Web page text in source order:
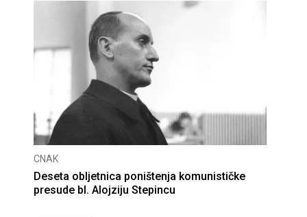
CNAK
Deseta obljetnica poništenja komunističke
presude bl. Alojziju Stepincu